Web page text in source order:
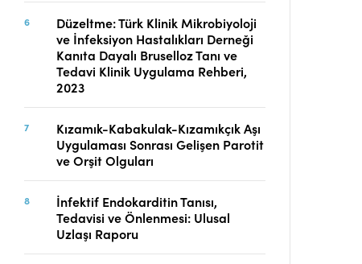
Düzeltme: Türk Klinik Mikrobiyoloji
ve İnfeksiyon Hastalıkları Derneği
Kanıta Dayalı Bruselloz Tanı ve
Tedavi Klinik Uygulama Rehberi,
2023
Kızamık-Kabakulak-Kızamıkçık Aşı
Uygulaması Sonrası Gelişen Parotit
ve Orşit Olguları
İnfektif Endokarditin Tanısı,
Tedavisi ve Önlenmesi: Ulusal
Uzlaşı Raporu